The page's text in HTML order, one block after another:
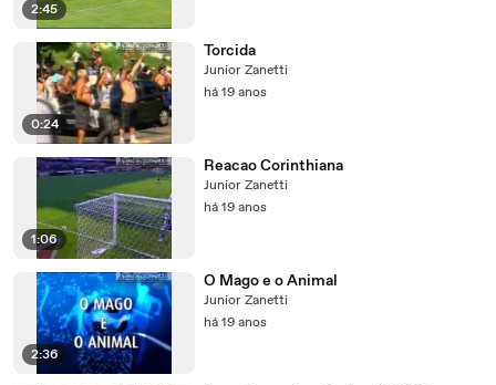
2:45
0:24
Torcida
Junior Zanetti
há 19 anos
1:06
Reacao Corinthiana
Junior Zanetti
há 19 anos
2:36
O Mago e o Animal
Junior Zanetti
há 19 anos